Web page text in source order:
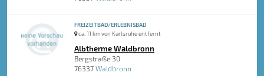
FREIZEITBAD/ERLEBNISBAD
ca. 11 km von Karlsruhe entfernt
Albtherme Waldbronn
Bergstraße 30
76337 Waldbronn